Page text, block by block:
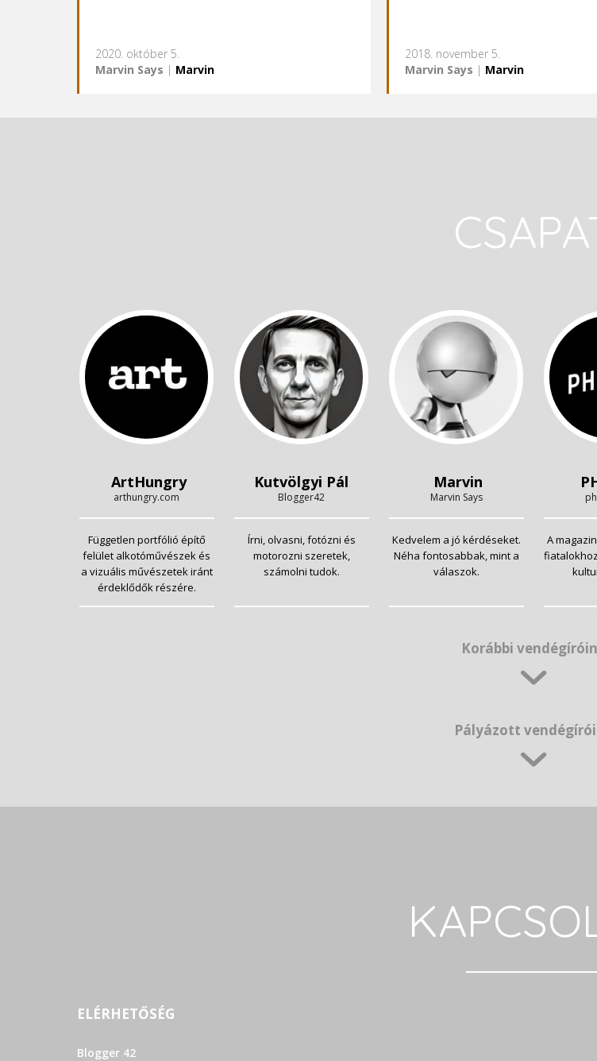
2020. október 5.
Marvin Says | Marvin
2018. november 5.
Marvin Says | Marvin
ArtHungry
arthungry.com
Független portfólió építő
felület alkotóművészek és
a vizuális művészetek iránt
érdeklődők részére.
Kutvölgyi Pál
Blogger42
Írni, olvasni, fotózni és
motorozni szeretek,
számolni tudok.
Marvin
Marvin Says
Kedvelem a jó kérdéseket.
Néha fontosabbak, mint a
válaszok.
A
Korábbi
Pályázott
ELÉRHETŐSÉG
Blogger 42